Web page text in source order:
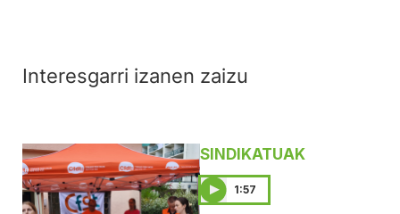
Interesgarri izanen zaizu
SINDIKATUAK
1:57